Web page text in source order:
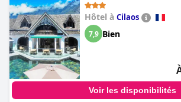
Hôtel à Cilaos
7,9 Bien
Voir les disponibilités